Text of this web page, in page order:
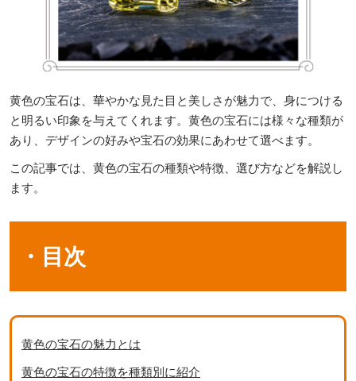
黄色の宝石は、華やかな見た目と美しさが魅力で、身につける
と明るい印象を与えてくれます。黄色の宝石には様々な種類が
あり、デザインの好みや宝石の効果にあわせて選べます。
この記事では、黄色の宝石の種類や特徴、選び方などを解説し
ます。
・目次
黄色の宝石の魅力とは
黄色の宝石の特徴を種類別に紹介